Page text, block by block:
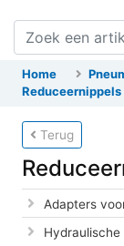
Home
Reduceernippels
Terug
Adapters